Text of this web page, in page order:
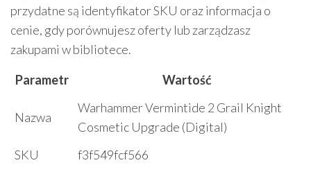
przydatne są identyfikator SKU oraz informacja o
cenie, gdy porównujesz oferty lub zarządzasz
zakupami w bibliotece.
Parametr
Wartość
Nazwa
Warhammer Vermintide 2 Grail Knight
Cosmetic Upgrade (Digital)
SKU
f3f549fcf566